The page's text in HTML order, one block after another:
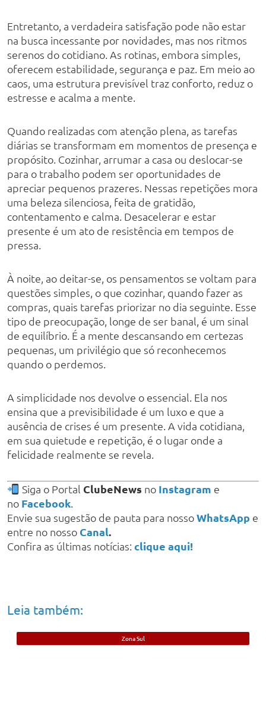
Entretanto, a verdadeira satisfação pode não estar
na busca incessante por novidades, mas nos ritmos
serenos do cotidiano. As rotinas, embora simples,
oferecem estabilidade, segurança e paz. Em meio ao
caos, uma estrutura previsível traz conforto, reduz o
estresse e acalma a mente.
Quando realizadas com atenção plena, as tarefas
diárias se transformam em momentos de presença e
propósito. Cozinhar, arrumar a casa ou deslocar-se
para o trabalho podem ser oportunidades de
apreciar pequenos prazeres. Nessas repetições mora
uma beleza silenciosa, feita de gratidão,
contentamento e calma. Desacelerar e estar
presente é um ato de resistência em tempos de
pressa.
À noite, ao deitar-se, os pensamentos se voltam para
questões simples, o que cozinhar, quando fazer as
compras, quais tarefas priorizar no dia seguinte. Esse
tipo de preocupação, longe de ser banal, é um sinal
de equilíbrio. É a mente descansando em certezas
pequenas, um privilégio que só reconhecemos
quando o perdemos.
A simplicidade nos devolve o essencial. Ela nos
ensina que a previsibilidade é um luxo e que a
ausência de crises é um presente. A vida cotidiana,
em sua quietude e repetição, é o lugar onde a
felicidade realmente se revela.
Siga o Portal ClubeNews no Instagram e
no Facebook.
Envie sua sugestão de pauta para nossoWhatsApp e
entre no nosso Canal.
Confira as últimas notícias: clique aqui!
Leia também:
Zona Sul